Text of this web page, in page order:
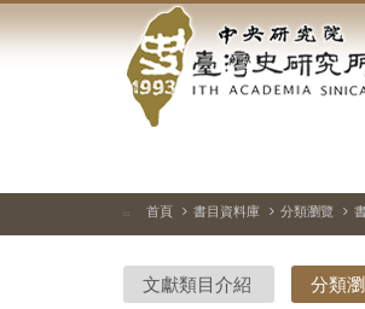
到
中
央
研
院-
臺
::: 首頁 書目資料庫 分類瀏覽
文獻類目介紹 分類